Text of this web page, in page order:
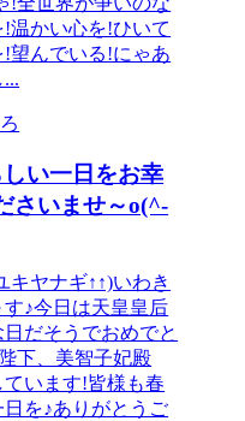
温かい心を!ひいて
望んでいる!にゃあ
い一日をお幸
さいませ～o(^-
キヤナギ↑↑)いわき
♪今日は天皇皇后
だそうでおめでと
下、美智子妃殿
います!皆様も春
を♪ありがとうご